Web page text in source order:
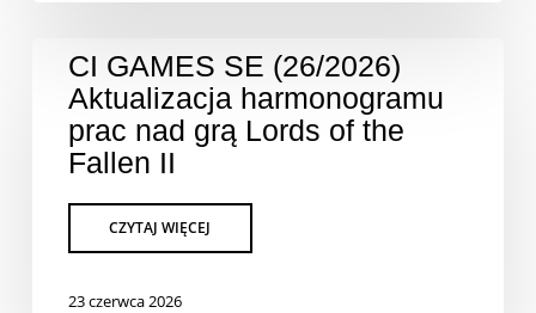
CI GAMES SE (26/2026)
Aktualizacja harmonogramu
prac nad grą Lords of the
Fallen II
23 czerwca 2026